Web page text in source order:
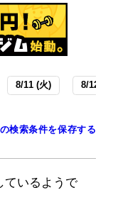
8/11 (火) 8/12 (
検索条件を保存する
ているようで